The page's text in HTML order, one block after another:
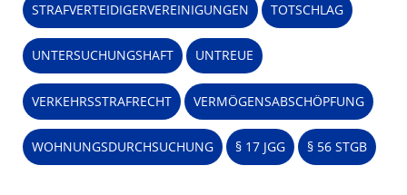
STRAFVERTEIDIGERVEREINIGUNGEN TOTSCHLAG
UNTERSUCHUNGSHAFT UNTREUE
VERKEHRSSTRAFRECHT VERMÖGENSABSCHÖPFUNG
WOHNUNGSDURCHSUCHUNG § 17 JGG § 56 STGB